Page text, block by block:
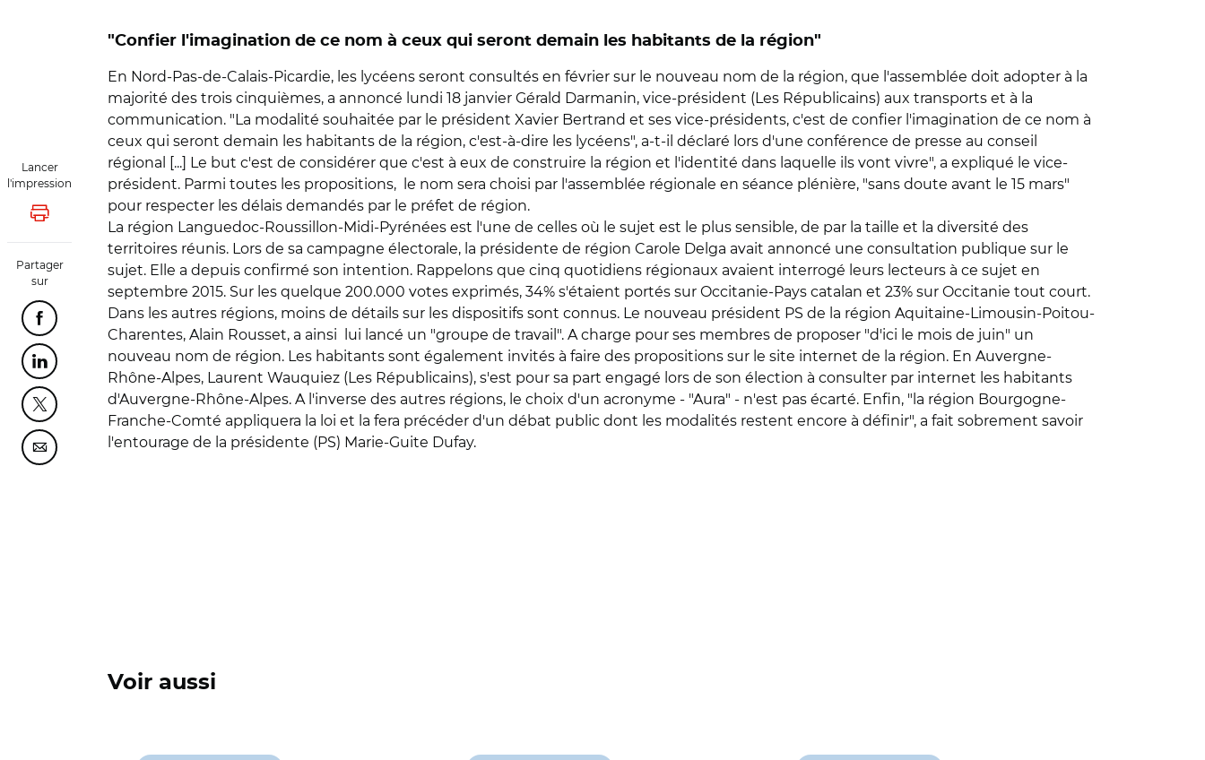
Lancer
l'impression
Lancer l'impression
Partager
sur
Partager cette page sur Facebook
Partager cette page sur Linkedin
Partager cette page sur Twitter
Partager cette page sur Courriel
"Confier l'imagination de ce nom à ceux qui seront demain les habitants de la région"
En Nord-Pas-de-Calais-Picardie, les lycéens seront consultés en février sur le nouveau nom de la région, que l'assemblée doit adopter à la
majorité des trois cinquièmes, a annoncé lundi 18 janvier Gérald Darmanin, vice-président (Les Républicains) aux transports et à la
communication. "La modalité souhaitée par le président Xavier Bertrand et ses vice-présidents, c'est de confier l'imagination de ce nom à
ceux qui seront demain les habitants de la région, c'est-à-dire les lycéens", a-t-il déclaré lors d'une conférence de presse au conseil
régional [...] Le but c'est de considérer que c'est à eux de construire la région et l'identité dans laquelle ils vont vivre", a expliqué le vice-
président. Parmi toutes les propositions, le nom sera choisi par l'assemblée régionale en séance plénière, "sans doute avant le 15 mars"
pour respecter les délais demandés par le préfet de région.
La région Languedoc-Roussillon-Midi-Pyrénées est l'une de celles où le sujet est le plus sensible, de par la taille et la diversité des
territoires réunis. Lors de sa campagne électorale, la présidente de région Carole Delga avait annoncé une consultation publique sur le
sujet. Elle a depuis confirmé son intention. Rappelons que cinq quotidiens régionaux avaient interrogé leurs lecteurs à ce sujet en
septembre 2015. Sur les quelque 200.000 votes exprimés, 34% s'étaient portés sur Occitanie-Pays catalan et 23% sur Occitanie tout court.
Dans les autres régions, moins de détails sur les dispositifs sont connus. Le nouveau président PS de la région Aquitaine-Limousin-Poitou-
Charentes, Alain Rousset, a ainsi lui lancé un "groupe de travail". A charge pour ses membres de proposer "d'ici le mois de juin" un
nouveau nom de région. Les habitants sont également invités à faire des propositions sur le site internet de la région. En Auvergne-
Rhône-Alpes, Laurent Wauquiez (Les Républicains), s'est pour sa part engagé lors de son élection à consulter par internet les habitants
d'Auvergne-Rhône-Alpes. A l'inverse des autres régions, le choix d'un acronyme - "Aura" - n'est pas écarté. Enfin, "la région Bourgogne-
Franche-Comté appliquera la loi et la fera précéder d'un débat public dont les modalités restent encore à définir", a fait sobrement savoir
l'entourage de la présidente (PS) Marie-Guite Dufay.
Voir aussi